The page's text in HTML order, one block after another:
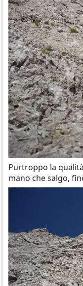
Purtroppo la
mano che salgo,